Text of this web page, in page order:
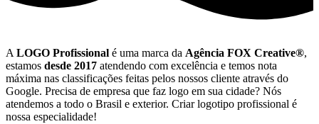
A LOGO Profissional é uma marca da Agência FOX Creative®,
estamos desde 2017 atendendo com excelência e temos nota
máxima nas classificações feitas pelos nossos cliente através do
Google. Precisa de empresa que faz logo em sua cidade? Nós
atendemos a todo o Brasil e exterior. Criar logotipo profissional é
nossa especialidade!